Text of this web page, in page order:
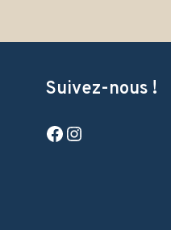
Suivez-nous !
Facebook